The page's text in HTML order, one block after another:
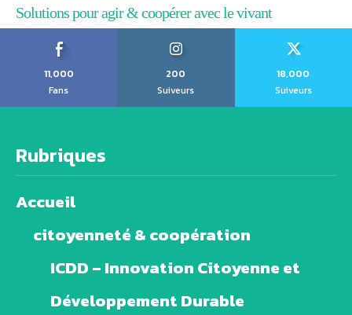
Solutions pour agir & coopérer avec le vivant
11,000
Fans
200
Suiveurs
18,000
Suiveurs
Rubriques
Accueil
citoyenneté & coopération
ICDD – Innovation Citoyenne et
Développement Durable